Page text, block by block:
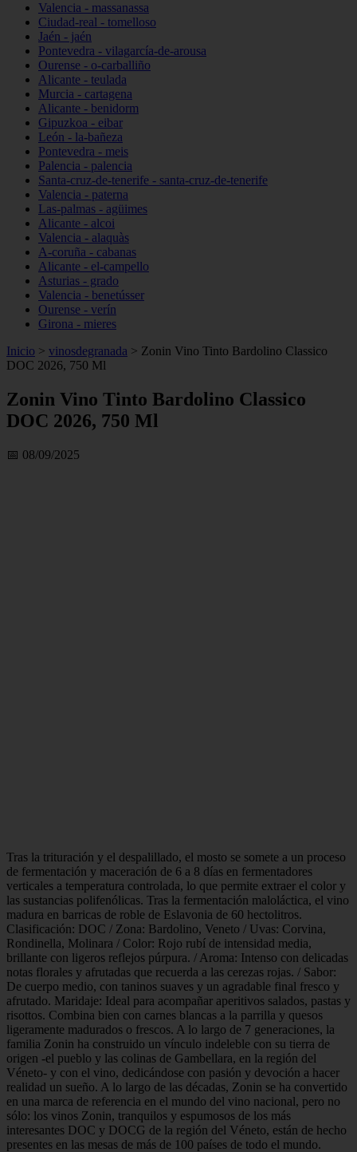
Valencia - massanassa
Ciudad-real - tomelloso
Jaén - jaén
Pontevedra - vilagarcía-de-arousa
Ourense - o-carballiño
Alicante - teulada
Murcia - cartagena
Alicante - benidorm
Gipuzkoa - eibar
León - la-bañeza
Pontevedra - meis
Palencia - palencia
Santa-cruz-de-tenerife - santa-cruz-de-tenerife
Valencia - paterna
Las-palmas - agüimes
Alicante - alcoi
Valencia - alaquàs
A-coruña - cabanas
Alicante - el-campello
Asturias - grado
Valencia - benetússer
Ourense - verín
Girona - mieres
Inicio > vinosdegranada > Zonin Vino Tinto Bardolino Classico
DOC 2026, 750 Ml
Zonin Vino Tinto Bardolino Classico
DOC 2026, 750 Ml
📅 08/09/2025
Tras la trituración y el despalillado, el mosto se somete a un proceso
de fermentación y maceración de 6 a 8 días en fermentadores
verticales a temperatura controlada, lo que permite extraer el color y
las sustancias polifenólicas. Tras la fermentación maloláctica, el vino
madura en barricas de roble de Eslavonia de 60 hectolitros.
Clasificación: DOC / Zona: Bardolino, Veneto / Uvas: Corvina,
Rondinella, Molinara / Color: Rojo rubí de intensidad media,
brillante con ligeros reflejos púrpura. / Aroma: Intenso con delicadas
notas florales y afrutadas que recuerda a las cerezas rojas. / Sabor:
De cuerpo medio, con taninos suaves y un agradable final fresco y
afrutado. Maridaje: Ideal para acompañar aperitivos salados, pastas y
risottos. Combina bien con carnes blancas a la parrilla y quesos
ligeramente madurados o frescos. A lo largo de 7 generaciones, la
familia Zonin ha construido un vínculo indeleble con su tierra de
origen -el pueblo y las colinas de Gambellara, en la región del
Véneto- y con el vino, dedicándose con pasión y devoción a hacer
realidad un sueño. A lo largo de las décadas, Zonin se ha convertido
en una marca de referencia en el mundo del vino nacional, pero no
sólo: los vinos Zonin, tranquilos y espumosos de los más
interesantes DOC y DOCG de la región del Véneto, están de hecho
presentes en las mesas de más de 100 países de todo el mundo.